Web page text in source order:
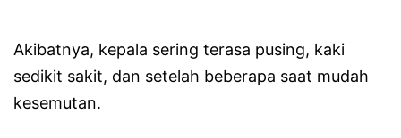
Akibatnya, kepala sering terasa pusing, kaki
sedikit sakit, dan setelah beberapa saat mudah
kesemutan.